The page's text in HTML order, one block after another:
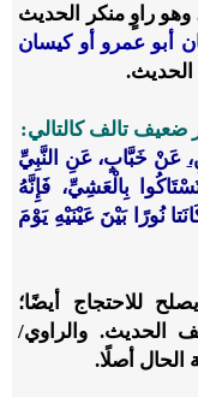
وهو راوٍ منكر الحديث
أبو عمرو أو كيسان
الحديث.
ضعيف تالف كالتالي:
عَنْ خَبَّابٍ، عَنِ النَّبِيِّ
بِالْعَشِيِّ، فَإِنَّهُ
نُورًا بَيْنَ عَيْنَيْهِ يَوْمَ
للاحتجاج أيضًا؛
الحديث. والراوي/
أصلًا.